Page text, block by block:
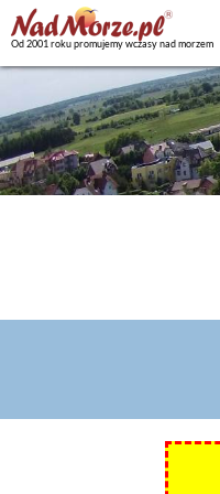
Od 2001 roku promujemy wczasy nad morzem